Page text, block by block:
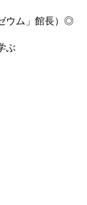
ウム」館長）◎
ぶ